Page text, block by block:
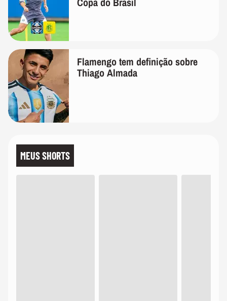
Flamengo tem definição sobre
Thiago Almada
MEUS SHORTS